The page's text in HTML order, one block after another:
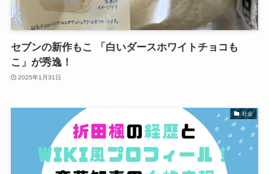
セブンの新作もこ 「白いダースホワイトチョコも
こ」が秀逸！
2025年1月31日
社会